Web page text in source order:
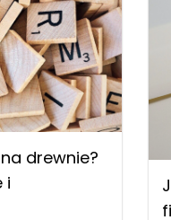
drewnie?
i